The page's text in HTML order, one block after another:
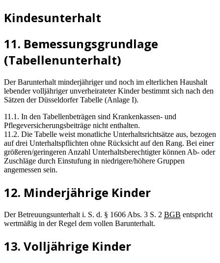
Kindesunterhalt
11. Bemessungsgrundlage
(Tabellenunterhalt)
Der Barunterhalt minderjähriger und noch im elterlichen Haushalt
lebender volljähriger unverheirateter Kinder bestimmt sich nach den
Sätzen der Düsseldorfer Tabelle (Anlage I).
11.1. In den Tabellenbeträgen sind Krankenkassen- und
Pflegeversicherungsbeiträge nicht enthalten.
11.2. Die Tabelle weist monatliche Unterhaltsrichtsätze aus, bezogen
auf drei Unterhaltspflichten ohne Rücksicht auf den Rang. Bei einer
größeren/geringeren Anzahl Unterhaltsberechtigter können Ab- oder
Zuschläge durch Einstufung in niedrigere/höhere Gruppen
angemessen sein.
12. Minderjährige Kinder
Der Betreuungsunterhalt i. S. d. § 1606 Abs. 3 S. 2 BGB entspricht
wertmäßig in der Regel dem vollen Barunterhalt.
13. Volljährige Kinder